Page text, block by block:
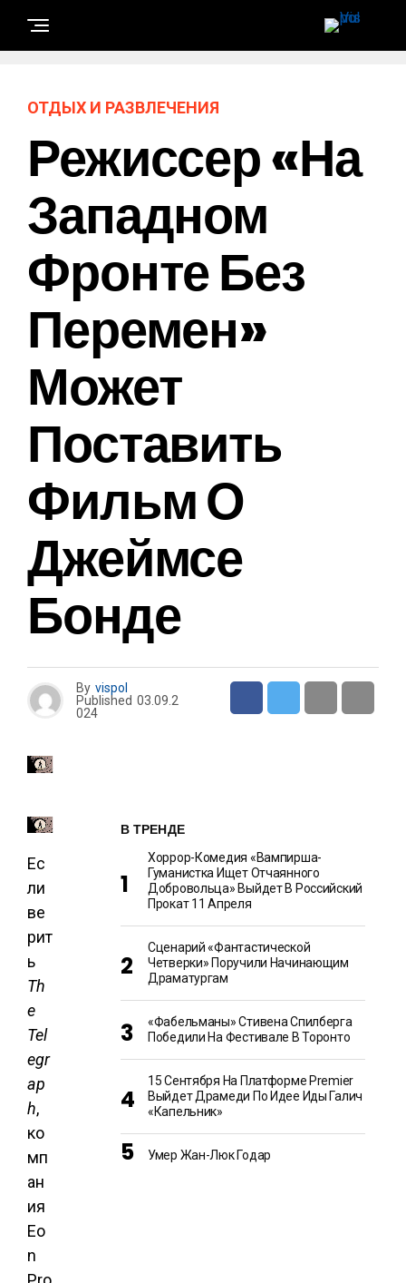
ОТДЫХ И РАЗВЛЕЧЕНИЯ
Режиссер «На
Западном
Фронте Без
Перемен»
Может
Поставить
Фильм О
Джеймсе
Бонде
By vispol
Published 03.09.2
024
Ес
ли
ве
рит
ь
Th
e
Tel
egr
ap
h,
ко
мп
ан
ия
Eo
n
В ТРЕНДЕ
Хоррор-Комедия «Вампирша-
Гуманистка Ищет Отчаянного
Добровольца» Выйдет В Российский
Прокат 11 Апреля
Сценарий «Фантастической
Четверки» Поручили Начинающим
Драматургам
«Фабельманы» Стивена Спилберга
Победили На Фестивале В Торонто
15 Сентября На Платформе Premier
Выйдет Драмеди По Идее Иды Галич
«Капельник»
Умер Жан-Люк Годар